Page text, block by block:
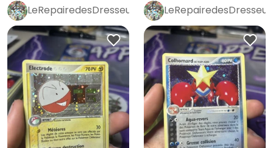
LeRepairedesDresseurs